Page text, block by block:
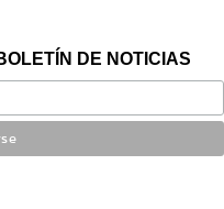
DE NOTICIAS